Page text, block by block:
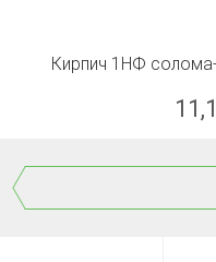
Кирпич 1НФ